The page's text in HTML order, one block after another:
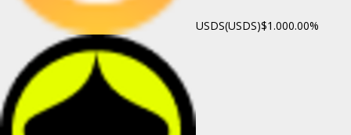
USDS(USDS)$1.000.00%